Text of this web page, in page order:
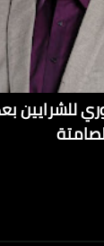
للشرايين